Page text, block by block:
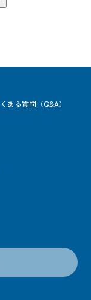
ある質問（Q&A）